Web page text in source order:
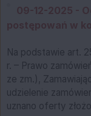
Na podstawie art.
r. – Prawo
ze zm.),
udzielenie
uznano oferty